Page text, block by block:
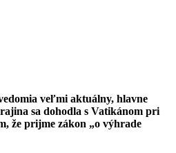
veľmi aktuálny, hlavne
sa dohodla s Vatikánom pri
že prijme zákon „o výhrade